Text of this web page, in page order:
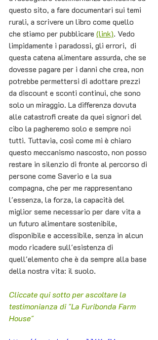
questo sito, a fare documentari sui temi
rurali, a scrivere un libro come quello
che stiamo per pubblicare (link). Vedo
limpidamente i paradossi, gli errori,  di
questa catena alimentare assurda, che se
dovesse pagare per i danni che crea, non
potrebbe permettersi di adottare prezzi
da discount e sconti continui, che sono
solo un miraggio. La differenza dovuta
alle catastrofi create da quei signori del
cibo la pagheremo solo e sempre noi
tutti. Tuttavia, così come mi è chiaro
questo meccanismo nascosto, non posso
restare in silenzio di fronte al percorso di
persone come Saverio e la sua
compagna, che per me rappresentano
l'essenza, la forza, la capacità del
miglior seme necessario per dare vita a
un futuro alimentare sostenibile,
disponibile e accessibile, senza in alcun
modo ricadere sull'esistenza di
quell'elemento che è da sempre alla base
della nostra vita: il suolo.
Cliccate qui sotto per ascoltare la
testimonianza di "La Furibonda Farm
House"